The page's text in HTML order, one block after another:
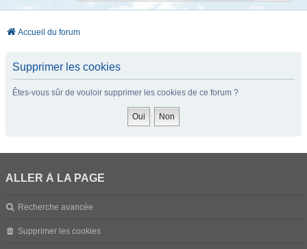
Accueil du forum
Supprimer les cookies
Êtes-vous sûr de vouloir supprimer les cookies de ce forum ?
ALLER À LA PAGE
Recherche avancée
Supprimer les cookies